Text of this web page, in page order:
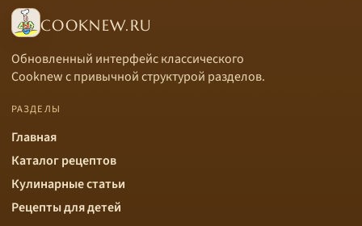
COOKNEW.RU
Обновленный интерфейс классического
Cooknew с привычной структурой разделов.
РАЗДЕЛЫ
Главная
Каталог рецептов
Кулинарные статьи
Рецепты для детей